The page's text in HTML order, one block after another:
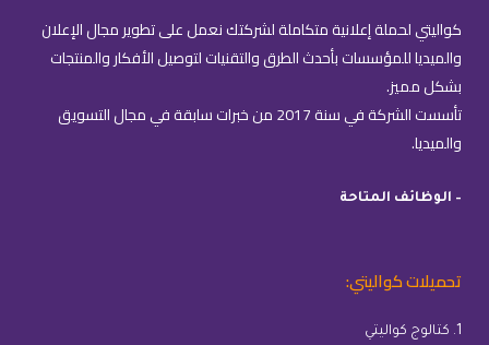
كواليتي لحملة إعلانية متكاملة لشركتك نعمل على تطوير مجال الإعلان
والميديا للمؤسسات بأحدث الطرق والتقنيات لتوصيل الأفكار والمنتجات
بشكل مميز.
تأسست الشركة في سنة 2017 من خبرات سابقة في مجال التسويق
والميديا.
– الوظائف المتاحة
تحميلات كواليتي:
1. كتالوج كواليتي